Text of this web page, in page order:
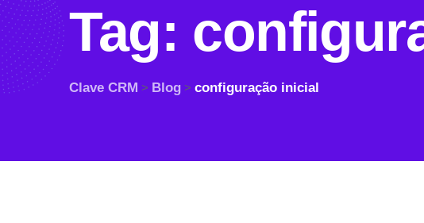
Tag:
Clave CRM > Blog > configuração inicial